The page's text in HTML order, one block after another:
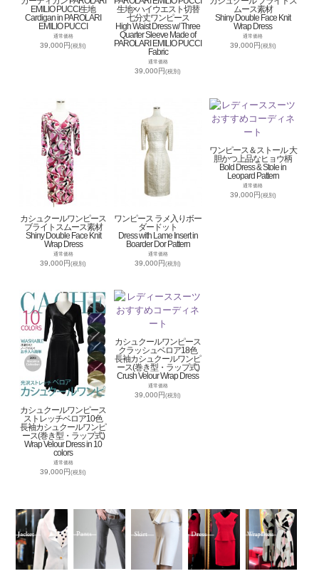
EMILIO PUCCI生地
Cardigan in PAROLARI
EMILIO PUCCI
通常価格
39,000円(税別)
生地×ハイウエスト切替
七分丈ワンピース
High Waist Dress w/ Three
Quarter Sleeve Made of
PAROLARI EMILIO PUCCI
Fabric
通常価格
39,000円(税別)
ムース素材
Shiny Double Face Knit
Wrap Dress
通常価格
39,000円(税別)
カシュクールワンピース
ブライトスムース素材
Shiny Double Face Knit
Wrap Dress
通常価格
39,000円(税別)
ワンピース ラメ入りボー
ダードット
Dress with Lame Insert in
Boarder Dor Pattern
通常価格
39,000円(税別)
ワンピース＆ストール 大
胆かつ上品なヒョウ柄
Bold Dress & Stole in
Leopard Pattern
通常価格
39,000円(税別)
カシュクールワンピース
ストレッチベロア10色
長袖カシュクールワンピ
ース(巻き型・ラップ式)
Wrap Velour Dress in 10
colors
通常価格
39,000円(税別)
カシュクールワンピース
クラッシュベロア18色
長袖カシュクールワンピ
ース(巻き型・ラップ式)
Crush Velour Wrap Dress
通常価格
39,000円(税別)